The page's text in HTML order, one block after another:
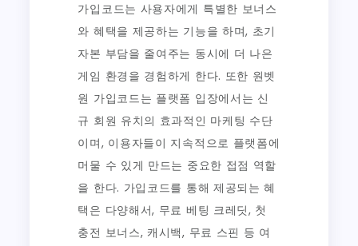
가입코드는 사용자에게 특별한 보너스
와 혜택을 제공하는 기능을 하며, 초기
자본 부담을 줄여주는 동시에 더 나은
게임 환경을 경험하게 한다. 또한 원벳
원 가입코드는 플랫폼 입장에서는 신
규 회원 유치의 효과적인 마케팅 수단
이며, 이용자들이 지속적으로 플랫폼에
머물 수 있게 만드는 중요한 접점 역할
을 한다. 가입코드를 통해 제공되는 혜
택은 다양해서, 무료 베팅 크레딧, 첫
충전 보너스, 캐시백, 무료 스핀 등 여